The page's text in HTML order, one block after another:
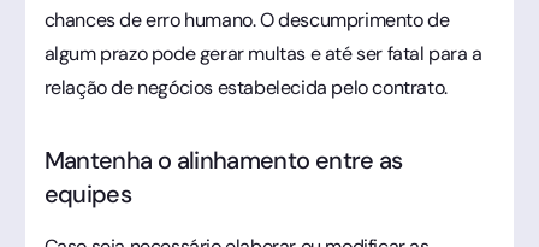
chances de erro humano. O descumprimento de
algum prazo pode gerar multas e até ser fatal para a
relação de negócios estabelecida pelo contrato.
Mantenha o alinhamento entre as
equipes